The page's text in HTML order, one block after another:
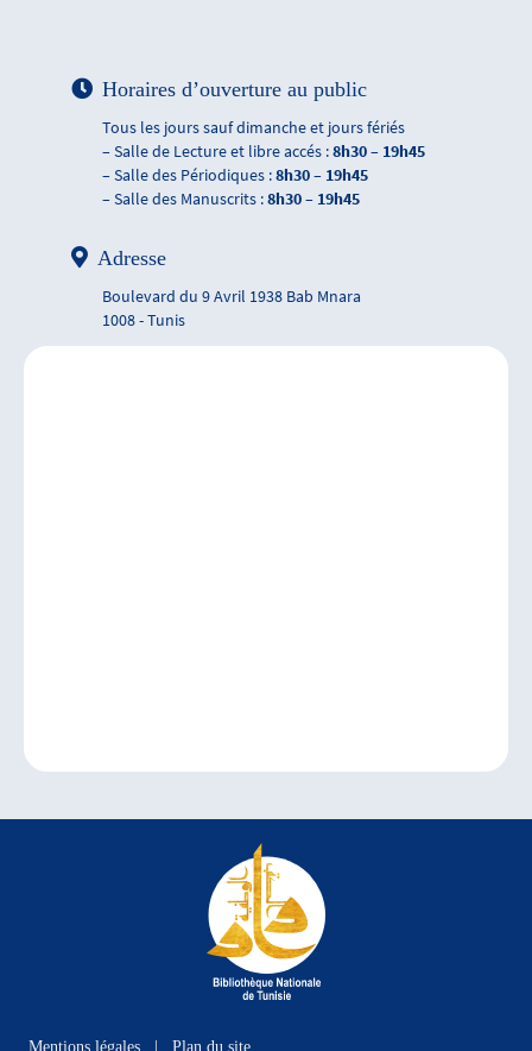
Horaires d’ouverture au public
Tous les jours sauf dimanche et jours fériés
– Salle de Lecture et libre accés :8h30 – 19h45
– Salle des Périodiques :8h30 – 19h45
– Salle des Manuscrits :8h30 – 19h45
Adresse
Boulevard du 9 Avril 1938 Bab Mnara
1008 - Tunis
Mentions légales Plan du site